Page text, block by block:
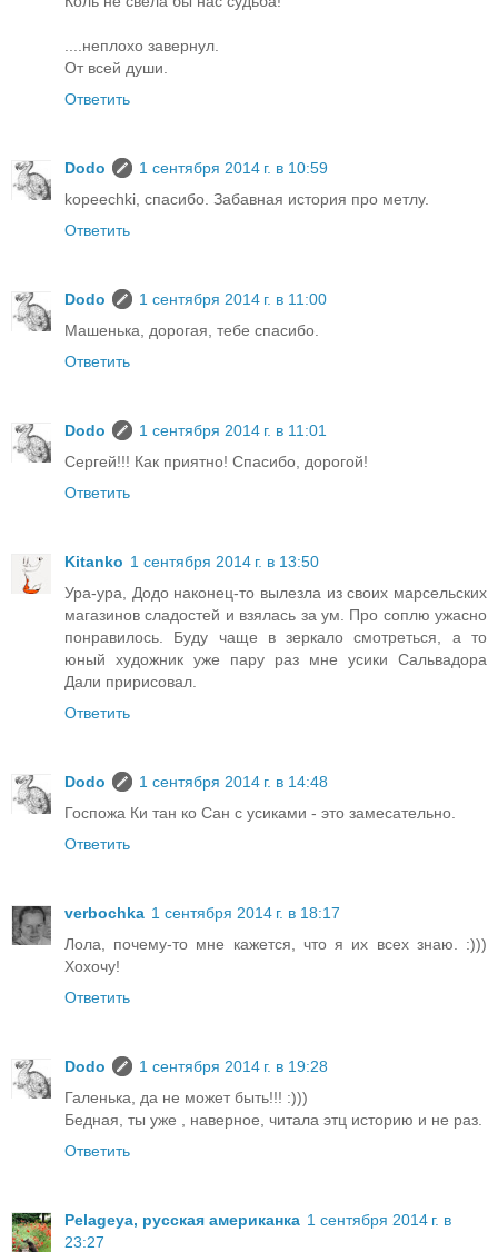
....неплохо завернул.
От всей души.
Ответить
Dodo
1 сентября 2014 г. в 10:59
kopeechki, спасибо. Забавная история про метлу.
Ответить
Dodo
1 сентября 2014 г. в 11:00
Машенька, дорогая, тебе спасибо.
Ответить
Dodo
1 сентября 2014 г. в 11:01
Сергей!!! Как приятно! Спасибо, дорогой!
Ответить
Kitanko 1 сентября 2014 г. в 13:50
Ура-ура, Додо наконец-то вылезла из своих марсельских
магазинов сладостей и взялась за ум. Про соплю ужасно
понравилось. Буду чаще в зеркало смотреться, а то
юный художник уже пару раз мне усики Сальвадора
Дали пририсовал.
Ответить
Dodo
1 сентября 2014 г. в 14:48
Госпожа Ки тан ко Сан с усиками - это замесательно.
Ответить
verbochka 1 сентября 2014 г. в 18:17
Лола, почему-то мне кажется, что я их всех знаю. :)))
Хохочу!
Ответить
Dodo
1 сентября 2014 г. в 19:28
Галенька, да не может быть!!! :)))
Бедная, ты уже , наверное, читала этц историю и не раз.
Ответить
Pelageya, русская американка 1 сентября 2014 г. в
23:27